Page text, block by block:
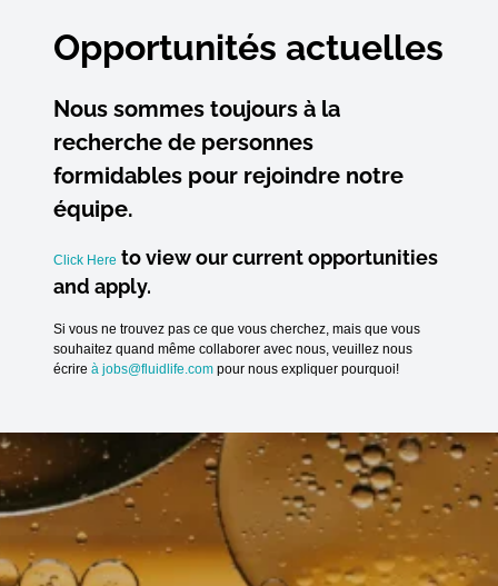
Opportunités actuelles
Nous sommes toujours à la
recherche de personnes
formidables pour rejoindre notre
équipe.
Click Here to view our current opportunities
and apply.
Si vous ne trouvez pas ce que vous cherchez, mais que vous
souhaitez quand même collaborer avec nous, veuillez nous
écrire à jobs@fluidlife.com pour nous expliquer pourquoi!